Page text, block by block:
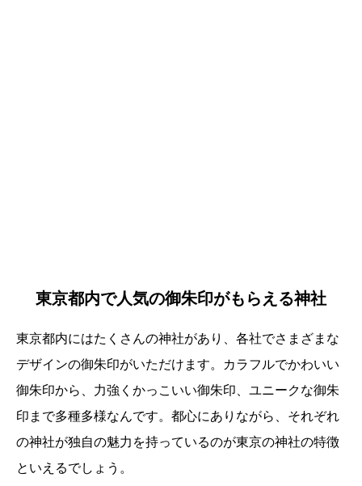
東京都内で人気の御朱印がもらえる神社
東京都内にはたくさんの神社があり、各社でさまざまな
デザインの御朱印がいただけます。カラフルでかわいい
御朱印から、力強くかっこいい御朱印、ユニークな御朱
印まで多種多様なんです。都心にありながら、それぞれ
の神社が独自の魅力を持っているのが東京の神社の特徴
といえるでしょう。